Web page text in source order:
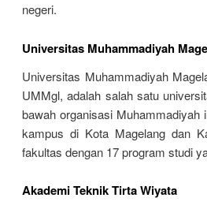
negeri.
Universitas Muhammadiyah
Universitas Muhammadiyah
UMMgl, adalah salah satu
bawah organisasi
kampus di Kota Magelang dan
fakultas dengan 17 program studi
Akademi Teknik Tirta Wiyata